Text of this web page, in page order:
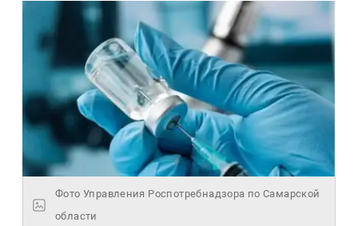
Фото Управления Роспотребнадзора по Самарской
области